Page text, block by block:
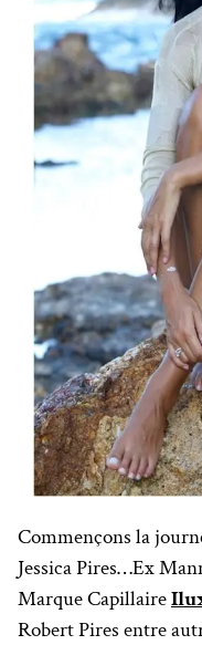
Commençons la
Jessica Pires…Ex
Marque Capillaire
Robert Pires entre